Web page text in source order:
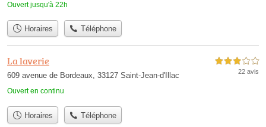
Ouvert jusqu'à 22h
Horaires Téléphone
La laverie
609 avenue de Bordeaux, 33127 Saint-Jean-d'Illac
Ouvert en continu
3,0 étoiles sur 5
22 avis
Horaires Téléphone